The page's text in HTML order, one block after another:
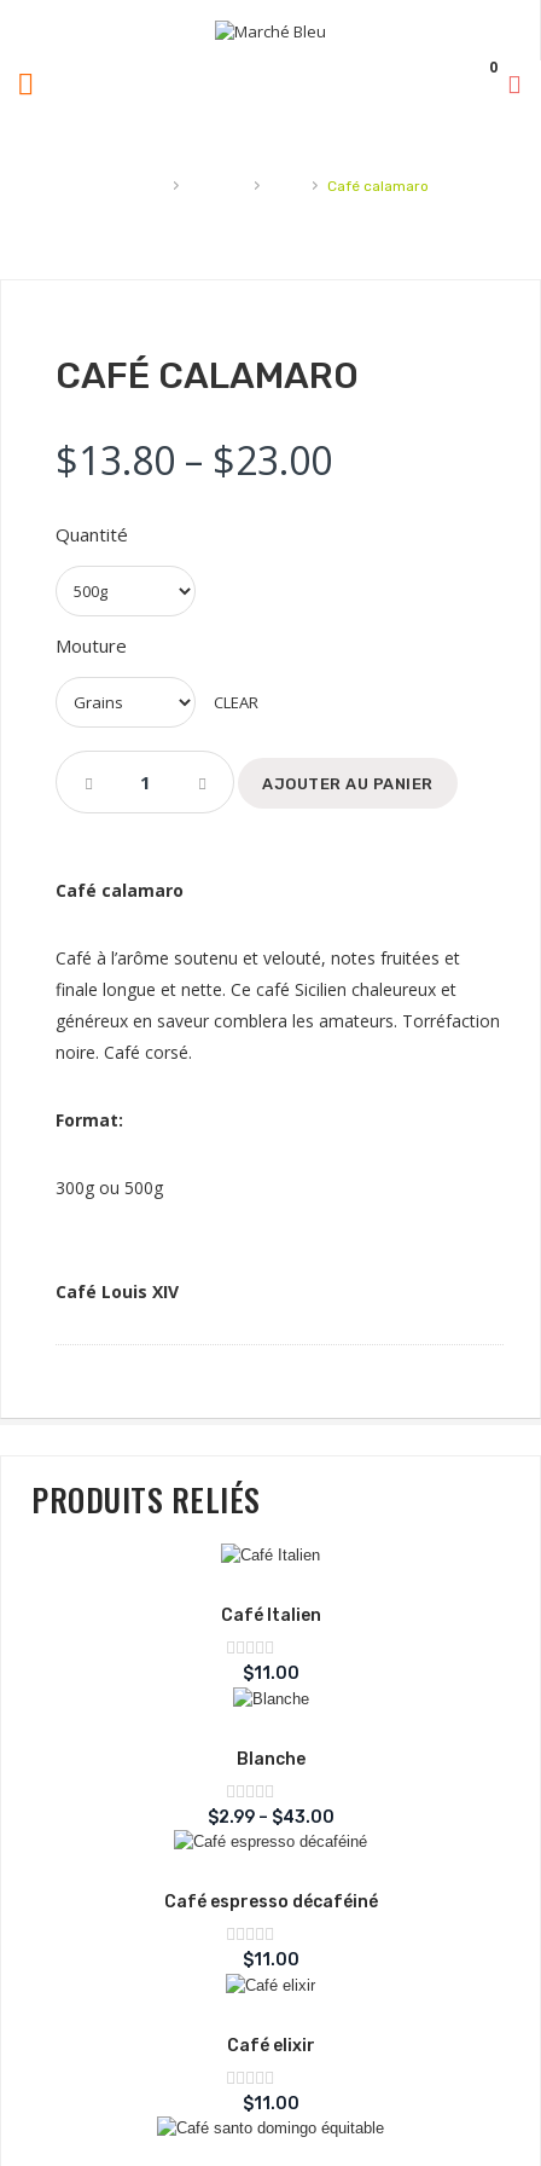
0
› › › Café calamaro
CAFÉ CALAMARO
$13.80 – $23.00
Quantité
Mouture
CLEAR
AJOUTER AU PANIER
Café calamaro
Café à l’arôme soutenu et velouté, notes fruitées et
finale longue et nette. Ce café Sicilien chaleureux et
généreux en saveur comblera les amateurs. Torréfaction
noire. Café corsé.
Format:
300g ou 500g
Café Louis XIV
PRODUITS RELIÉS
Café Italien
Note
0sur
5
$11.00
Blanche
Note
5
$2.99– $43.00
Café espresso décaféiné
Note
0sur
5
$11.00
Café elixir
Note
sur
5
$11.00